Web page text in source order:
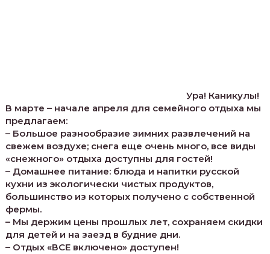
Ура! Каникулы!
В марте – начале апреля для семейного отдыха мы
предлагаем:
– Большое разнообразие зимних развлечений на
свежем воздухе; снега еще очень много, все виды
«снежного» отдыха доступны для гостей!
– Домашнее питание: блюда и напитки русской
кухни из экологически чистых продуктов,
большинство из которых получено с собственной
фермы.
– Мы держим цены прошлых лет, сохраняем скидки
для детей и на заезд в будние дни.
– Отдых «ВСЕ включено» доступен!